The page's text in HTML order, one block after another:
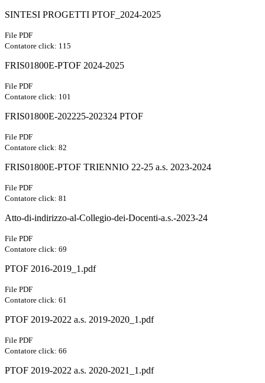
SINTESI PROGETTI PTOF_2024-2025
File PDF
Contatore click: 115
FRIS01800E-PTOF 2024-2025
File PDF
Contatore click: 101
FRIS01800E-202225-202324 PTOF
File PDF
Contatore click: 82
FRIS01800E-PTOF TRIENNIO 22-25 a.s. 2023-2024
File PDF
Contatore click: 81
Atto-di-indirizzo-al-Collegio-dei-Docenti-a.s.-2023-24
File PDF
Contatore click: 69
PTOF 2016-2019_1.pdf
File PDF
Contatore click: 61
PTOF 2019-2022 a.s. 2019-2020_1.pdf
File PDF
Contatore click: 66
PTOF 2019-2022 a.s. 2020-2021_1.pdf